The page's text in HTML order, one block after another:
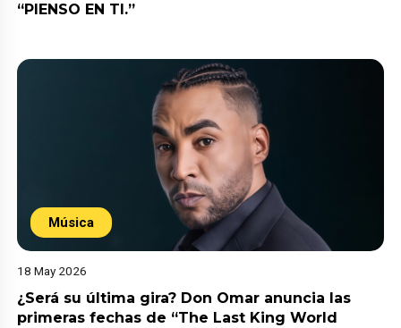
“PIENSO EN TI.”
Música
18 May 2026
¿Será su última gira? Don Omar anuncia las
primeras fechas de “The Last King World